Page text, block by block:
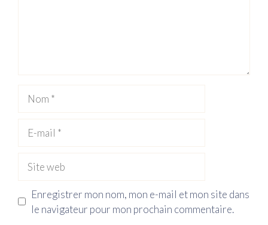
mail
web
Enregistrer mon nom, mon e-mail et mon site dans
le navigateur pour mon prochain commentaire.